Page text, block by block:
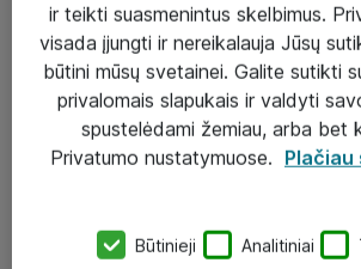
Sprendimai
Įgyvendinti projektai
Atea ekspertų patarimai verslui
eShop@atea.lt
ir teikti suasmenintus skelbimus.
visada įjungti ir nereikalauja Jūsų
būtini mūsų svetainei. Galite sutikti
privalomais slapukais ir valdyti
spustelėdami žemiau, arba bet
Privatumo nustatymuose.
Būtinieji Analitiniai